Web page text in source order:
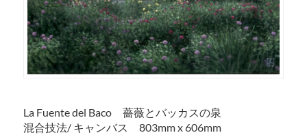
La Fuente del Baco 薔薇とバッカスの泉
混合技法/ キャンバス 803mm x 606mm